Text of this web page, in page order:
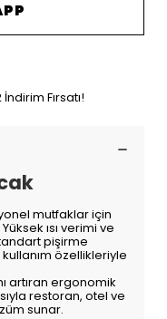
Fırsatı!
mutfaklar için
ısı verimi ve
pişirme
özellikleriyle
artıran ergonomik
restoran, otel ve
sunar.